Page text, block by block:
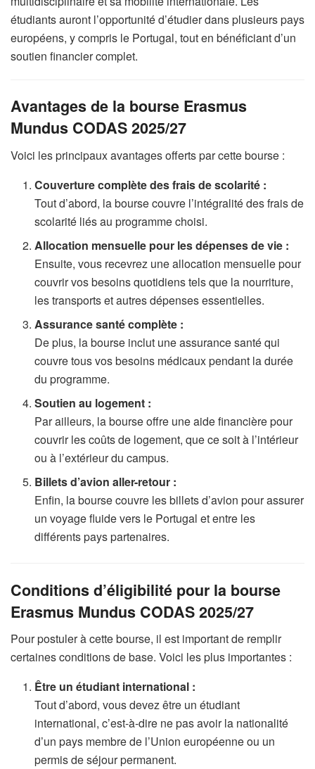
étudiants auront l’opportunité d’étudier dans plusieurs pays
européens, y compris le Portugal, tout en bénéficiant d’un
soutien financier complet.
Avantages de la bourse Erasmus
Mundus CODAS 2025/27
Voici les principaux avantages offerts par cette bourse :
Couverture complète des frais de scolarité :
Tout d’abord, la bourse couvre l’intégralité des frais de
scolarité liés au programme choisi.
Allocation mensuelle pour les dépenses de vie :
Ensuite, vous recevrez une allocation mensuelle pour
couvrir vos besoins quotidiens tels que la nourriture,
les transports et autres dépenses essentielles.
Assurance santé complète :
De plus, la bourse inclut une assurance santé qui
couvre tous vos besoins médicaux pendant la durée
du programme.
Soutien au logement :
Par ailleurs, la bourse offre une aide financière pour
couvrir les coûts de logement, que ce soit à l’intérieur
ou à l’extérieur du campus.
Billets d’avion aller-retour :
Enfin, la bourse couvre les billets d’avion pour assurer
un voyage fluide vers le Portugal et entre les
différents pays partenaires.
Conditions d’éligibilité pour la bourse
Erasmus Mundus CODAS 2025/27
Pour postuler à cette bourse, il est important de remplir
certaines conditions de base. Voici les plus importantes :
Être un étudiant international :
Tout d’abord, vous devez être un étudiant
international, c’est-à-dire ne pas avoir la nationalité
d’un pays membre de l’Union européenne ou un
permis de séjour permanent.